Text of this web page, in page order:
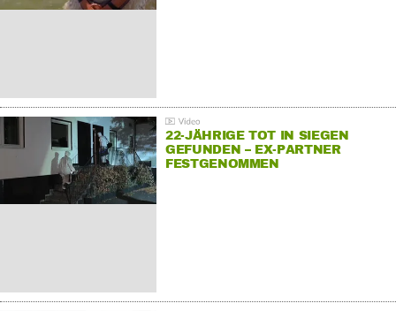
22-JÄHRIGE TOT IN SIEGEN
GEFUNDEN – EX-PARTNER
FESTGENOMMEN